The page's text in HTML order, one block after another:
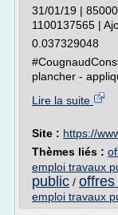
31/01/19 |
1100137565 |
0.037329048
plancher -
Lire la suite
Site : https://
Thèmes liés :
emploi travaux
public /
emploi travaux